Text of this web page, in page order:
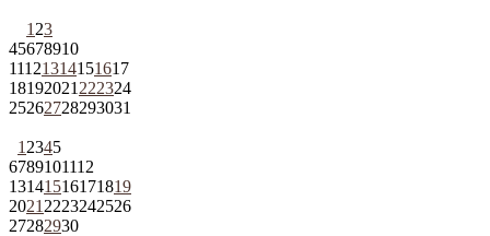
1 23
45678910
11121314151617
18192021 222324
25262728293031
1 2345
6789101112
13141516171819
2021 2223242526
27282930